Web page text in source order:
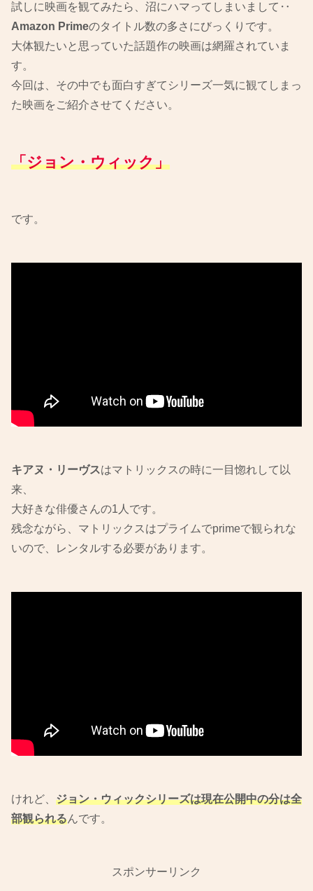
試しに映画を観てみたら、沼にハマってしまいまして‥
Amazon Primeのタイトル数の多さにびっくりです。
大体観たいと思っていた話題作の映画は網羅されていま
す。
今回は、その中でも面白すぎてシリーズ一気に観てしまっ
た映画をご紹介させてください。
「ジョン・ウィック」
です。
キアヌ・リーヴスはマトリックスの時に一目惚れして以
来、
大好きな俳優さんの1人です。
残念ながら、マトリックスはプライムでprimeで観られな
いので、レンタルする必要があります。
けれど、 ジョン・ウィックシリーズは現在公開中の分は全
部観られるんです。
スポンサーリンク